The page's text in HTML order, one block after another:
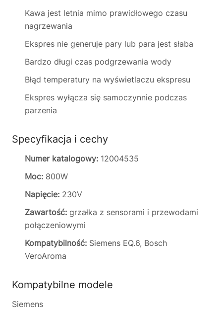
Kawa jest letnia mimo prawidłowego czasu
nagrzewania
Ekspres nie generuje pary lub para jest słaba
Bardzo długi czas podgrzewania wody
Błąd temperatury na wyświetlaczu ekspresu
Ekspres wyłącza się samoczynnie podczas
parzenia
Specyfikacja i cechy
Numer katalogowy: 12004535
Moc: 800W
Napięcie: 230V
Zawartość: grzałka z sensorami i przewodami
połączeniowymi
Kompatybilność: Siemens EQ.6, Bosch
VeroAroma
Kompatybilne modele
Siemens